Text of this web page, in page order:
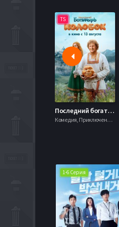
TS
Последний богатырь. Колобок (2026)
Комедия, Приключения, Фэнтези,
1-6 Серия